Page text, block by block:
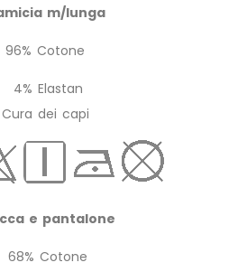
m/lunga
96% Cotone
4% Elastan
Cura dei capi
e pantalone
68% Cotone